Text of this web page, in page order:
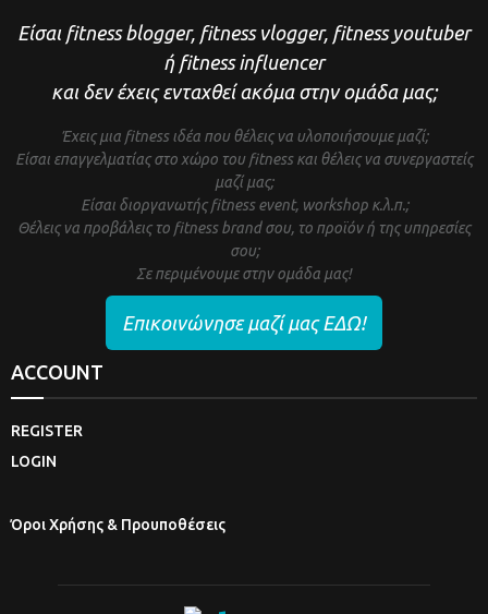
Είσαι fitness blogger, fitness vlogger, fitness youtuber
ή fitness influencer
και δεν έχεις ενταχθεί ακόμα στην ομάδα μας;
Έχεις μια fitness ιδέα που θέλεις να υλοποιήσουμε μαζί;
Είσαι επαγγελματίας στο χώρο του fitness και θέλεις να συνεργαστείς
μαζί μας;
Είσαι διοργανωτής fitness event, workshop κ.λ.π.;
Θέλεις να προβάλεις το fitness brand σου, το προϊόν ή της υπηρεσίες
σου;
Σε περιμένουμε στην ομάδα μας!
Επικοινώνησε μαζί μας ΕΔΩ!
ACCOUNT
REGISTER
LOGIN
Όροι Χρήσης & Προυποθέσεις